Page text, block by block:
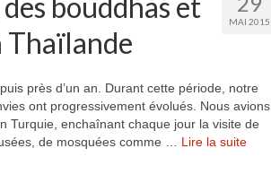
MAI 2015
Thaïlande
près d’un an. Durant cette période, notre
ont progressivement évolués. Nous avions
Turquie, enchaînant chaque jour la visite de
de mosquées comme … Lire la suite­­